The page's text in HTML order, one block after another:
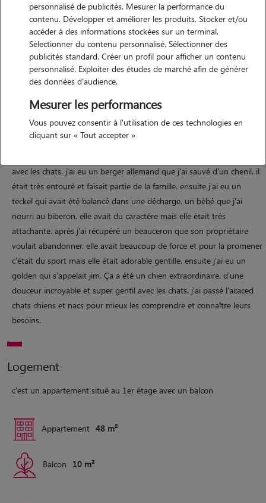
bonjour je suis aesh actuellement et je souhaite changer de métier.
j'adore les animaux. concilier mon travail et ma passion serait
formidable pour moi. je préfère le contact avec les animaux. je me
sens bien avec eux. j'ai envie de leur faire du bien...
Expérience
j'ai toujours adoré les chiens et les chats. depuis que je suis toute
petite il y a toujours eu des chats à la maison car ma mère adorait les
avec les chats. j'ai eu un berger allemand que j'ai sauvé d'un chenil. il
était très entouré et faisait partie de la famille. ensuite j'ai eu un
teckel qui avait été balancé dans une décharge. un bébé que j'ai
nourri au biberon. elle avait du caractère mais elle était très
attachante. après j'ai récupéré un beauceron que son propriétaire
voulait abandonner. elle avait beaucoup de force et pour la promener
c'était du sport mais elle était adorable gentille. ensuite j'ai eu un
golden qui s'appelait jim. Ça a été un chien extraordinaire. d'une
douceur incroyable et super gentil avec les chats. j'ai passé l'acaced
chats chiens et nacs pour mieux les comprendre et connaître leurs
besoins.
Logement
c'est un appartement situé au 1er étage avec un balcon
Appartement 48 m²
Balcon 10 m²
personnalisé de publicités. Mesurer la performance du
contenu. Développer et améliorer les produits. Stocker et/ou
accéder à des informations stockées sur un terminal.
Sélectionner du contenu personnalisé. Sélectionner des
publicités standard. Créer un profil pour afficher un contenu
personnalisé. Exploiter des études de marché afin de générer
des données d'audience.
Mesurer les performances
Vous pouvez consentir à l'utilisation de ces technologies en
cliquant sur « Tout accepter »